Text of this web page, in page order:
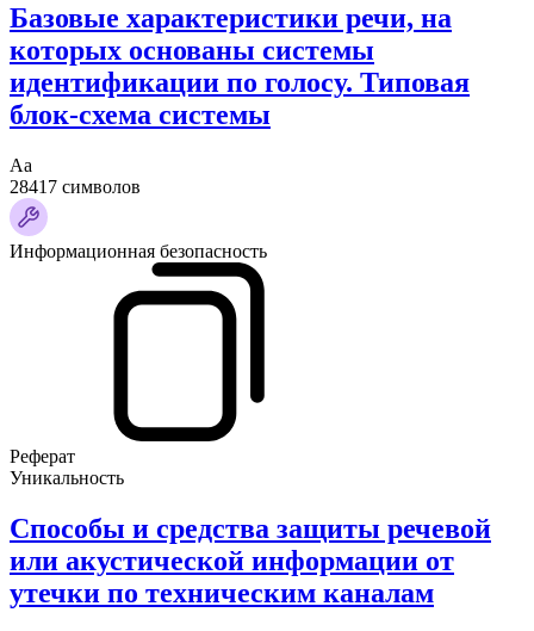
Базовые характеристики речи, на
которых основаны системы
идентификации по голосу. Типовая
блок-схема системы
Аа
28417 символов
Информационная безопасность
Реферат
Уникальность
Способы и средства защиты речевой
или акустической информации от
утечки по техническим каналам